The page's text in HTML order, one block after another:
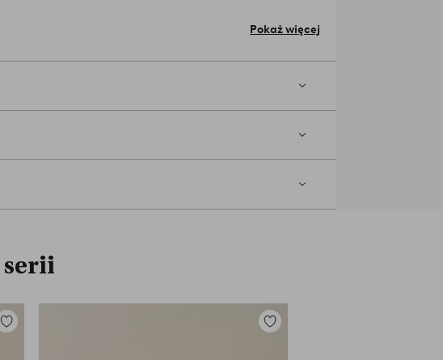
z 4 zestawami śrub.
całkowicie zależna od nośności ściany i śrub użytych do
Pokaż więcej
serii
Dodaj